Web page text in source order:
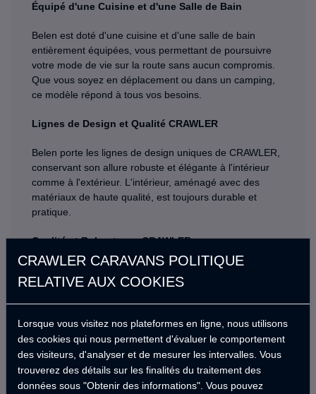
Équipé d'une Cuisine et d'une Salle de Bain
Belen est doté d'une cuisine et d'une salle de bain
entièrement équipées, vous permettant de poursuivre
votre mode de vie sur la route sans aucun compromis.
Que vous soyez en déplacement ou dans un camping,
ce modèle répond à tous vos besoins.
Lignes de Design et Qualité CRAWLER
Belen porte les lignes de design uniques de CRAWLER,
conservant son allure robuste et élégante à l'intérieur
comme à l'extérieur. L'intérieur, aménagé avec des
matériaux de haute qualité, est toujours durable et
pratique.
Qualité et Robustesse CRAWLER
Comme pour tous nos produits, nous avons mis l'accent
sur la qualité et la robustesse avec Belen. Ce camping-
conditions difficiles.
Êtes-vous prêt pour une aventure avec Belen ?
Découvrez de nouveaux lieux avec la qualité et la
garantie de CRAWLER, et créez des souvenirs
CRAWLER CARAVANS POLITIQUE
RELATIVE AUX COOKIES
Lorsque vous visitez nos plateformes en ligne, nous utilisons
des cookies qui nous permettent d'évaluer le comportement
des visiteurs, d'analyser et de mesurer les intervalles. Vous
trouverez des détails sur les finalités du traitement des
données sous "Obtenir des informations". Vous pouvez